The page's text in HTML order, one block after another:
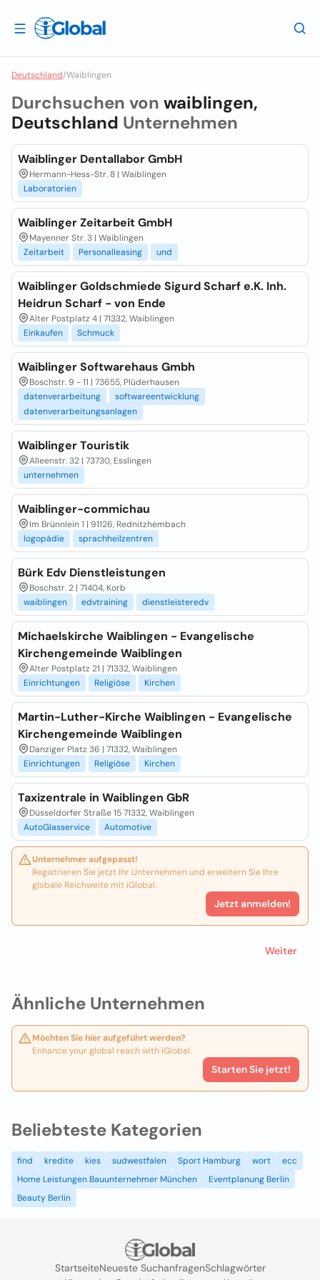
Deutschland/Waiblingen
Ähnliche Unternehmen
Möchten Sie hier aufgeführt werden?
Enhance your global reach with iGlobal.
Starten Sie jetzt!
Durchsuchen von waiblingen,
Deutschland Unternehmen
Waiblinger Dentallabor GmbH
Hermann-Hess-Str. 8 | Waiblingen
Laboratorien
Waiblinger Zeitarbeit GmbH
Mayenner Str. 3 | Waiblingen
Zeitarbeit
Personalleasing und
Waiblinger Goldschmiede Sigurd Scharf e.K. Inh.
Heidrun Scharf - von Ende
Alter Postplatz 4 | 71332, Waiblingen
Einkaufen
Schmuck
Waiblinger Softwarehaus Gmbh
Boschstr. 9 - 11 | 73655, Plüderhausen
datenverarbeitung
softwareentwicklung
datenverarbeitungsanlagen
Waiblinger Touristik
Alleenstr. 32 | 73730, Esslingen
unternehmen
Waiblinger-commichau
Im Brünnlein 1 | 91126, Rednitzhembach
logopädie
sprachheilzentren
Bürk Edv Dienstleistungen
Boschstr. 2 | 71404, Korb
waiblingen
edvtraining dienstleisteredv
Michaelskirche Waiblingen - Evangelische
Kirchengemeinde Waiblingen
Alter Postplatz 21 | 71332, Waiblingen
Einrichtungen
Religiöse Kirchen
Martin-Luther-Kirche Waiblingen - Evangelische
Kirchengemeinde Waiblingen
Danziger Platz 36 | 71332, Waiblingen
Einrichtungen
Religiöse Kirchen
Taxizentrale in Waiblingen GbR
Düsseldorfer Straße 15 71332, Waiblingen
AutoGlasservice
Automotive
Unternehmer aufgepasst!
Registrieren Sie jetzt Ihr Unternehmen und erweitern Sie Ihre
globale Reichweite mit iGlobal.
Jetzt anmelden!
Weiter
Beliebteste Kategorien
find kredite kies sudwestfalen Sport Hamburg wort
ecc
Home Leistungen Bauunternehmer München
Eventplanung Berlin
Beauty Berlin
StartseiteNeueste SuchanfragenSchlagwörter